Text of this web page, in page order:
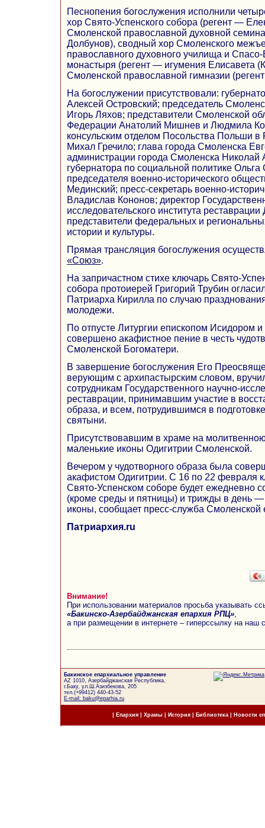
Песнопения богослужения исполнили
хор Свято-Успенского собора (регент —
Смоленской православной духовной
Долбунов), сводный хор Смоленского
православного духовного училища и Спасо-
монастыря (регент — игумения Елисавета
Смоленской православной гимназии
На богослужении присутствовали:
Алексей Островский; председатель
Игорь Ляхов; представители Смоленской
Федерации Анатолий Мишнев и Людмила
консульским отделом Посольства Польши в
Михал Гречило; глава города Смоленска
администрации города Смоленска Николай
губернатора по социальной политике Ольга
председателя военно-исторического
Мединский; пресс-секретарь военно-
Владислав Кононов; директор
исследовательского института
представители федеральных и
истории и культуры.
Прямая трансляция богослужения
«Союз».
На запричастном стихе ключарь Свято-
собора протоиерей Григорий Трубин
Патриарха Кирилла по случаю
молодежи.
По отпусте Литургии епископом Исидором
совершено акафистное пение в честь
Смоленской Богоматери.
В завершение богослужения Его
верующим с архипастырским словом,
сотрудникам Государственного научно-
реставрации, принимавшим участие в
образа, и всем, потрудившимся в
святыни.
Присутствовавшим в храме на
маленькие иконы Одигитрии Смоленской.
Вечером у чудотворного образа была
акафистом Одигитрии. С 16 по 22 февраля
Свято-Успенском соборе будет ежедневно
(кроме среды и пятницы) и трижды в день
иконы, сообщает пресс-служба Смоленской
Патриархия.ru
Внимание!
При использовании материалов просьба указывать
«Бакинско-Азербайджанская епархия РПЦ»
а при размещении в интернете – гиперссылку на наш
Бакинское епархиальное управление
AZ 1010, Азербайджанская Республика,
г.Баку, ул.Ш.Азизбекова, 205
тел.(+99412) 440-43-52
E-mail: baku@eparhia.ru
Епархия| Храмы История| Библиотека Новости